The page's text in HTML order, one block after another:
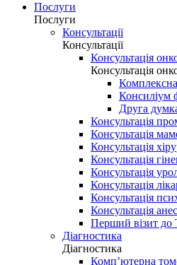
Послуги
Послуги
Консультації
Консультації
Консультація
Консультація
Комплексна
Консиліум
Друга
Консультація
Консультація
Консультація
Консультація
Консультація
Консультація
Консультація
Консультація
Перший візит до
Діагностика
Діагностика
Комп’ютерна